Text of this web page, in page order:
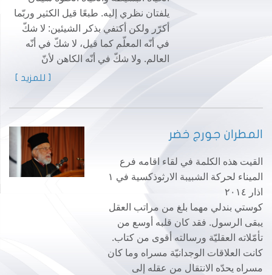
يلفتان نظري إليه. طبعًا قيل الكثير وربّما
أكرّر ولكن أكتفي بذكر الشيئين: لا شكّ
في أنّه المعلّم كما قيل، لا شكّ في أنّه
العالم. ولا شكّ في أنّه الكاهن لأنّ
[ للمزيد ]
المطران جورج خضر
القيت هذه الكلمة في لقاء اقامه فرع
الميناء لحركة الشبيبة الارثوذكسية في ١
اذار ٢٠١٤
كوستي بندلي مهما بلغ من مراتب العقل
يبقى الرسول. فقد كان قلبه أوسع من
تأمّلاته العقليّة ورسالته أقوى من كتاب.
كانت العلاقات الوجدانيّة مسراه وما كان
مسراه يحدّه الانتقال من عقله إلى